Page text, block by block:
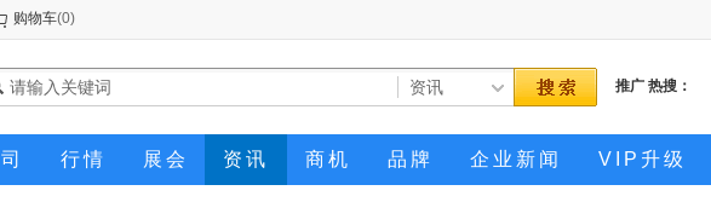
购物车(0)
推广 热搜：
行情 展会 资讯 商机 品牌 企业新闻 VIP升级